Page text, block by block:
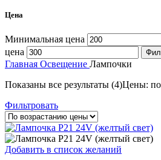
Цена
Минимальная цена
цена
Главная Освещение Лампочки
Показаны все результаты (4)Цены: по
Фильтровать
Добавить в список желаний